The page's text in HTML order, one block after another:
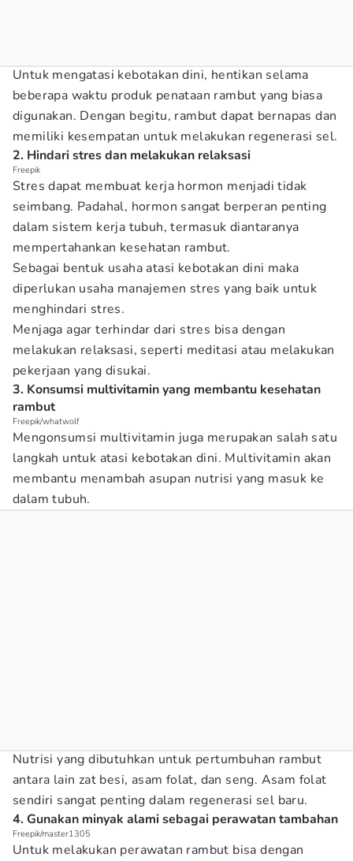
Untuk mengatasi kebotakan dini, hentikan selama
beberapa waktu produk penataan rambut yang biasa
digunakan. Dengan begitu, rambut dapat bernapas dan
memiliki kesempatan untuk melakukan regenerasi sel.
2. Hindari stres dan melakukan relaksasi
Freepik
Stres dapat membuat kerja hormon menjadi tidak
seimbang. Padahal, hormon sangat berperan penting
dalam sistem kerja tubuh, termasuk diantaranya
mempertahankan kesehatan rambut.
Sebagai bentuk usaha atasi kebotakan dini maka
diperlukan usaha manajemen stres yang baik untuk
menghindari stres.
Menjaga agar terhindar dari stres bisa dengan
melakukan relaksasi, seperti meditasi atau melakukan
pekerjaan yang disukai.
3. Konsumsi multivitamin yang membantu kesehatan
rambut
Freepik/whatwolf
Mengonsumsi multivitamin juga merupakan salah satu
langkah untuk atasi kebotakan dini. Multivitamin akan
membantu menambah asupan nutrisi yang masuk ke
dalam tubuh.
Nutrisi yang dibutuhkan untuk pertumbuhan rambut
antara lain zat besi, asam folat, dan seng. Asam folat
sendiri sangat penting dalam regenerasi sel baru.
4. Gunakan minyak alami sebagai perawatan tambahan
Freepik/master1305
Untuk melakukan perawatan rambut bisa dengan